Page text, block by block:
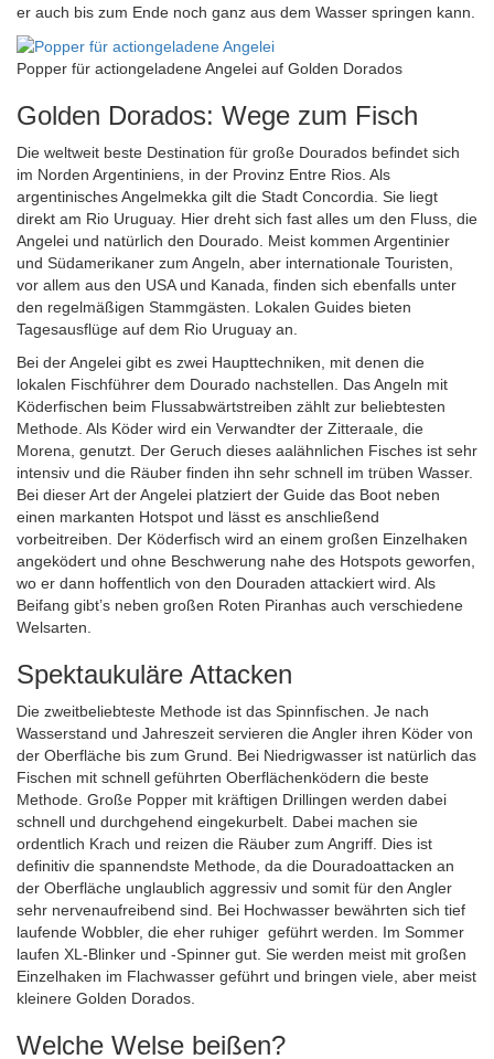
er auch bis zum Ende noch ganz aus dem Wasser springen kann.
Popper für actiongeladene Angelei auf Golden Dorados
Golden Dorados: Wege zum Fisch
Die weltweit beste Destination für große Dourados befindet sich
im Norden Argentiniens, in der Provinz Entre Rios. Als
argentinisches Angelmekka gilt die Stadt Concordia. Sie liegt
direkt am Rio Uruguay. Hier dreht sich fast alles um den Fluss, die
Angelei und natürlich den Dourado. Meist kommen Argentinier
und Südamerikaner zum Angeln, aber internationale Touristen,
vor allem aus den USA und Kanada, finden sich ebenfalls unter
den regelmäßigen Stammgästen. Lokalen Guides bieten
Tagesausflüge auf dem Rio Uruguay an.
Bei der Angelei gibt es zwei Haupttechniken, mit denen die
lokalen Fischführer dem Dourado nachstellen. Das Angeln mit
Köderfischen beim Flussabwärtstreiben zählt zur beliebtesten
Methode. Als Köder wird ein Verwandter der Zitteraale, die
Morena, genutzt. Der Geruch dieses aalähnlichen Fisches ist sehr
intensiv und die Räuber finden ihn sehr schnell im trüben Wasser.
Bei dieser Art der Angelei platziert der Guide das Boot neben
einen markanten Hotspot und lässt es anschließend
vorbeitreiben. Der Köderfisch wird an einem großen Einzelhaken
angeködert und ohne Beschwerung nahe des Hotspots geworfen,
wo er dann hoffentlich von den Douraden attackiert wird. Als
Beifang gibt’s neben großen Roten Piranhas auch verschiedene
Welsarten.
Spektaukuläre Attacken
Die zweitbeliebteste Methode ist das Spinnfischen. Je nach
Wasserstand und Jahreszeit servieren die Angler ihren Köder von
der Oberfläche bis zum Grund. Bei Niedrigwasser ist natürlich das
Fischen mit schnell geführten Oberflächenködern die beste
Methode. Große Popper mit kräftigen Drillingen werden dabei
schnell und durchgehend eingekurbelt. Dabei machen sie
ordentlich Krach und reizen die Räuber zum Angriff. Dies ist
definitiv die spannendste Methode, da die Douradoattacken an
der Oberfläche unglaublich aggressiv und somit für den Angler
sehr nervenaufreibend sind. Bei Hochwasser bewährten sich tief
laufende Wobbler, die eher ruhiger geführt werden. Im Sommer
laufen XL-Blinker und -Spinner gut. Sie werden meist mit großen
Einzelhaken im Flachwasser geführt und bringen viele, aber meist
kleinere Golden Dorados.
Welche Welse beißen?